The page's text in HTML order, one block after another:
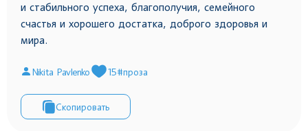
и стабильного успеха, благополучия, семейного
счастья и хорошего достатка, доброго здоровья и
мира.
Nikita Pavlenko 15#проза
Скопировать